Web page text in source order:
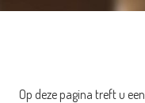
Op deze pagina treft u